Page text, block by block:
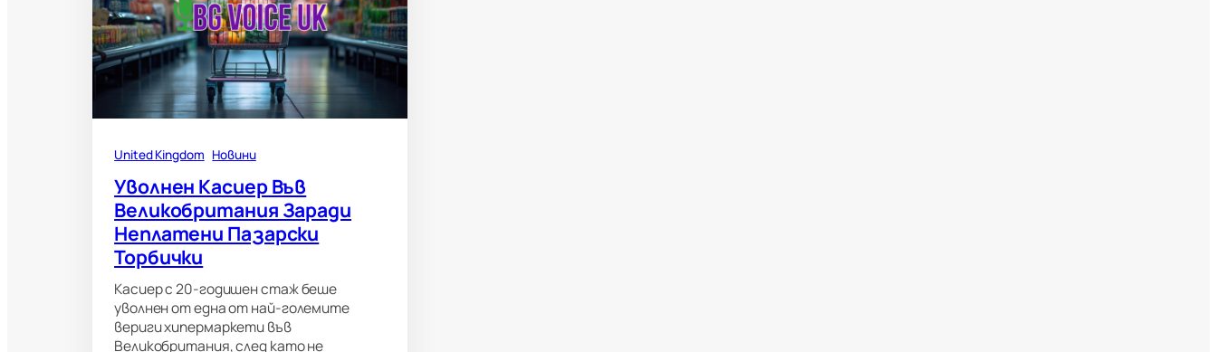
United Kingdom Новини
Уволнен Касиер Във
Великобритания Заради
Неплатени Пазарски
Торбички
Касиер с 20-годишен стаж беше
уволнен от една от най-големите
вериги хипермаркети във
Великобритания, след като не